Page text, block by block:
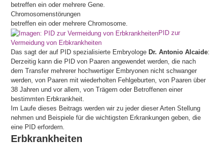
betreffen ein oder mehrere Gene.
Chromosomenstörungen
betreffen ein oder mehrere Chromosome.
PID zur
Vermeidung von Erbkrankheiten
Das sagt der auf PID spezialisierte Embryologe Dr. Antonio Alcaide:
Derzeitig kann die PID von Paaren angewendet werden, die nach
dem Transfer mehrerer hochwertiger Embryonen nicht schwanger
werden, von Paaren mit wiederholten Fehlgeburten, von Paaren über
38 Jahren und vor allem, von Trägern oder Betroffenen einer
bestimmten Erbkrankheit.
Im Laufe dieses Beitrags werden wir zu jeder dieser Arten Stellung
nehmen und Beispiele für die wichtigsten Erkrankungen geben, die
eine PID erfordern.
Erbkrankheiten